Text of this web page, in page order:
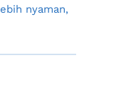
nyaman,